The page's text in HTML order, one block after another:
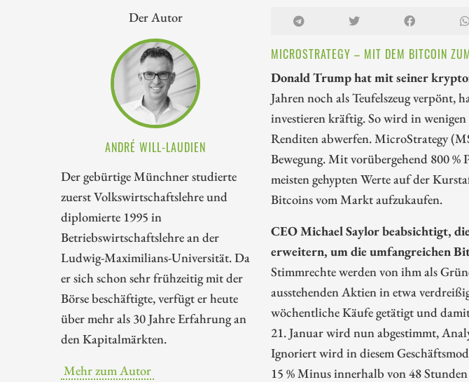
Der Autor
ANDRÉ WILL-LAUDIEN
Der gebürtige Münchner studierte
zuerst Volkswirtschaftslehre und
diplomierte 1995 in
Betriebswirtschaftslehre an der
Ludwig-Maximilians-Universität. Da
er sich schon sehr frühzeitig mit der
Börse beschäftigte, verfügt er heute
über mehr als 30 Jahre Erfahrung an
den Kapitalmärkten.
Mehr zum Autor
MICROSTRATEGY – MIT DEM BITCOIN
Donald Trump hat mit seiner
Jahren noch als Teufelszeug verpönt,
investieren kräftig. So wird in
Renditen abwerfen. MicroStrategy
Bewegung. Mit vorübergehend 800
meisten gehypten Werte auf der
Bitcoins vom Markt aufzukaufen.
CEO Michael Saylor beabsichtigt,
erweitern, um die umfangreichen
Stimmrechte werden von ihm als
ausstehenden Aktien in etwa
wöchentliche Käufe getätigt und
21. Januar wird nun abgestimmt,
Ignoriert wird in diesem
15 % Minus innerhalb von 48